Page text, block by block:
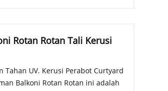
Rotan Rotan Tali Kerusi
UV. Kerusi Perabot Curtyard
Balkoni Rotan Rotan ini adalah